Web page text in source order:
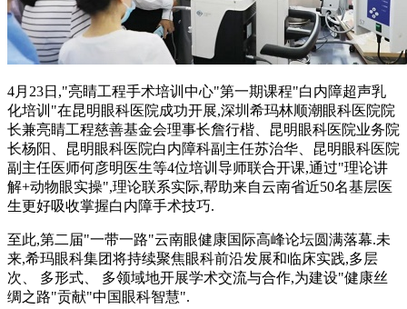
4月23日,"亮睛工程手术培训中心"第一期课程"白内障超声乳
化培训"在昆明眼科医院成功开展,深圳希玛林顺潮眼科医院院
长兼亮睛工程慈善基金会理事长詹行楷、昆明眼科医院业务院
长杨阳、昆明眼科医院白内障科副主任苏治华、昆明眼科医院
副主任医师何彦明医生等4位培训导师联合开课,通过"理论讲
解+动物眼实操",理论联系实际,帮助来自云南省近50名基层医
生更好吸收掌握白内障手术技巧.
至此,第二届"一带一路"云南眼健康国际高峰论坛圆满落幕.未
来,希玛眼科集团将持续聚焦眼科前沿发展和临床实践,多层
次、 多形式、 多领域地开展学术交流与合作,为建设"健康丝
绸之路"贡献"中国眼科智慧".